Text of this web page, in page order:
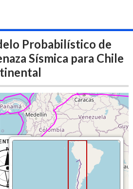
INICIO
DESCARGAS
Probabilístico de
Sísmica para Chile